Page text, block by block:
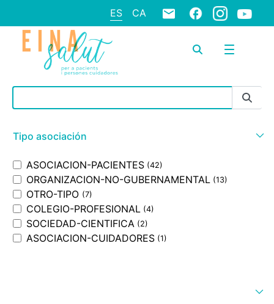
ES CA
Barra de búsqueda
Tipo asociación
ASOCIACION-PACIENTES (42)
ORGANIZACION-NO-GUBERNAMENTAL (13)
OTRO-TIPO (7)
COLEGIO-PROFESIONAL (4)
SOCIEDAD-CIENTIFICA (2)
ASOCIACION-CUIDADORES (1)